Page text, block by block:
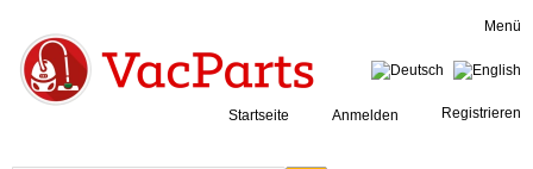
Menü
Registrieren
Anmelden
Startseite